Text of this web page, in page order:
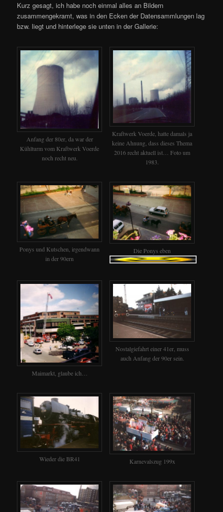
Kurz gesagt, ich habe noch einmal alles an Bildern
zusammengekramt, was in den Ecken der Datensammlungen lag
bzw. liegt und hinterlege sie unten in der Gallerie:
Anfang der 80er, da war der
Kühlturm vom Kraftwerk Voerde
noch recht neu.
Kraftwerk Voerde, hatte damals ja
keine Ahnung, dass dieses Thema
2016 recht aktuell ist… Foto um
1983.
Ponys und Kutschen, irgendwann
in der 90ern
Die Ponys eben
Maimarkt, glaube ich…
Nostalgiefahrt einer 41er, muss
auch Anfang der 90er sein.
Wieder die BR41 Karnevalszug 199x